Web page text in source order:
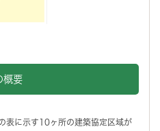
概要
表に示す10ヶ所の建築協定区域が